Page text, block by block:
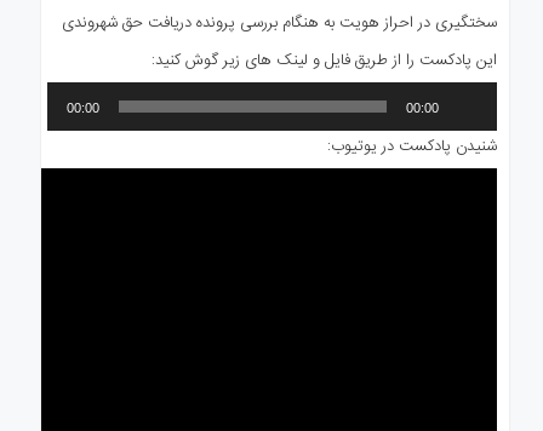
سختگیری در احراز هویت به هنگام بررسی پرونده دریافت حق شهروندی
این پادکست را از طریق فایل و لینک های زیر گوش کنید:
پخش‌کننده
صوت
00:00
00:00
شنیدن پادکست در یوتیوب: